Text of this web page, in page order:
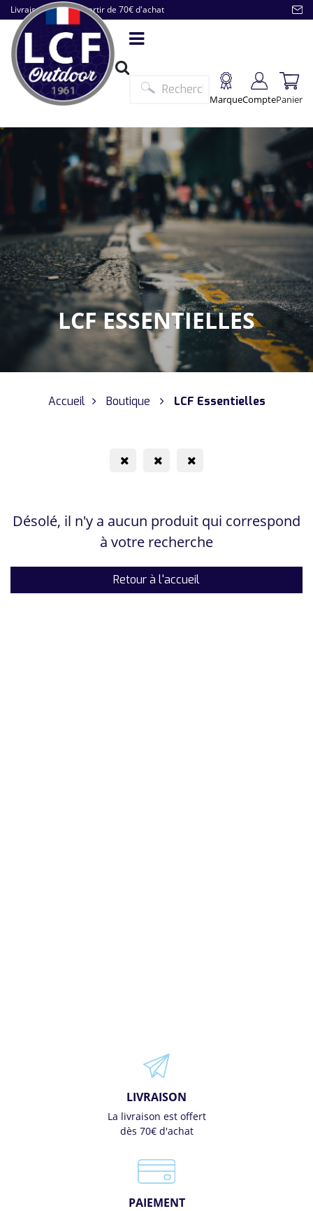
Livraison offerte à partir de 70€ d'achat
MarqueComptePanier
LCF ESSENTIELLES
Accueil Boutique LCF Essentielles
Désolé, il n'y a aucun produit qui correspond
à votre recherche
Retour à l'accueil
LIVRAISON
La livraison est offert
dès 70€ d'achat
PAIEMENT